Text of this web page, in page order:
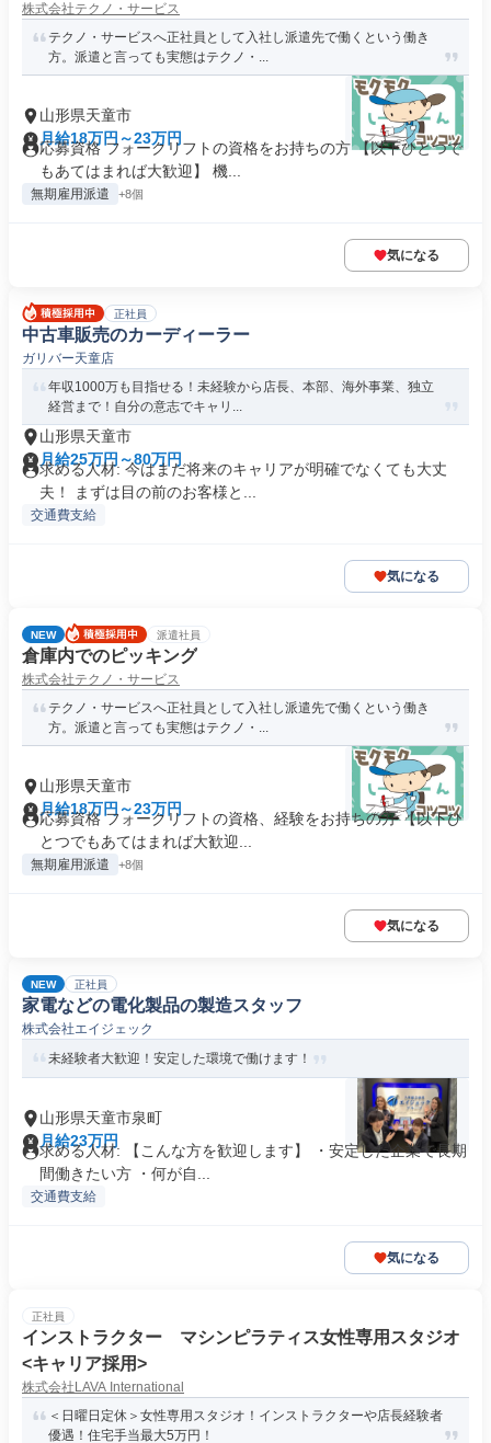
株式会社テクノ・サービス
テクノ・サービスへ正社員として入社し派遣先で働くという働き
方。派遣と言っても実態はテクノ・...
山形県天童市
月給18万円～23万円
応募資格 フォークリフトの資格をお持ちの方 【以下ひとつで
もあてはまれば大歓迎】 機...
無期雇用派遣 +8個
気になる
正社員
中古車販売のカーディーラー
ガリバー天童店
年収1000万も目指せる！未経験から店長、本部、海外事業、独立
経営まで！自分の意志でキャリ...
山形県天童市
月給25万円～80万円
求める人材: 今はまだ将来のキャリアが明確でなくても大丈
夫！ まずは目の前のお客様と...
交通費支給
気になる
NEW 派遣社員
倉庫内でのピッキング
株式会社テクノ・サービス
テクノ・サービスへ正社員として入社し派遣先で働くという働き
方。派遣と言っても実態はテクノ・...
山形県天童市
月給18万円～23万円
応募資格 フォークリフトの資格、経験をお持ちの方 【以下ひ
とつでもあてはまれば大歓迎...
無期雇用派遣 +8個
気になる
NEW 正社員
家電などの電化製品の製造スタッフ
株式会社エイジェック
未経験者大歓迎！安定した環境で働けます！
山形県天童市泉町
月給23万円
求める人材: 【こんな方を歓迎します】 ・安定した企業で長期
間働きたい方 ・何が自...
交通費支給
気になる
正社員
インストラクター マシンピラティス女性専用スタジオ
<キャリア採用>
株式会社LAVA International
＜日曜日定休＞女性専用スタジオ！インストラクターや店長経験者
優遇！住宅手当最大5万円！